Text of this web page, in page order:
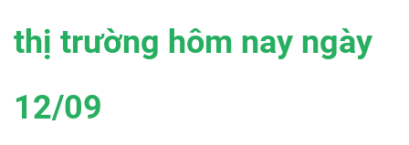
thị trường hôm nay ngày
12/09